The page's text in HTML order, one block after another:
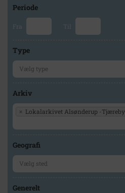
Periode
Fra Til
Type
Arkiv
× Lokalarkivet Alsønderup -Tjæreby
Geografi
Generelt